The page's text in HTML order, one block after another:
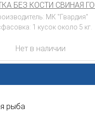
БЕЗ КОСТИ СВИНАЯ
МК "Гвардия"
1 кусок около 5 кг.
Нет в наличии
рыба